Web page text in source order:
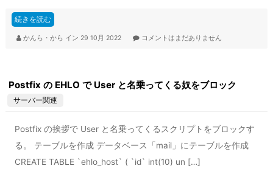
e
o
続きを読む
かんら・から イン 29 10月 2022 コメントはまだありません
Postfix の EHLO で User と名乗ってくる奴をブロック
サーバー関連
Postfix の挨拶で User と名乗ってくるスクリプトをブロックす
る。 テーブルを作成 データベース「mail」にテーブルを作成
CREATE TABLE `ehlo_host` ( `id` int(10) un […]